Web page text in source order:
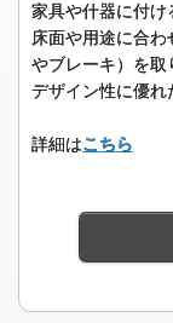
家具や什器に付け
床面や用途に合
やブレーキ）を取
デザイン性に優れ
詳細はこちら